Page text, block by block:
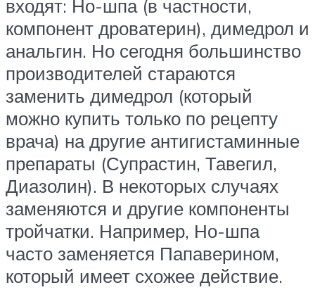
входят: Но-шпа (в частности,
компонент дроватерин), димедрол и
анальгин. Но сегодня большинство
производителей стараются
заменить димедрол (который
можно купить только по рецепту
врача) на другие антигистаминные
препараты (Супрастин, Тавегил,
Диазолин). В некоторых случаях
заменяются и другие компоненты
тройчатки. Например, Но-шпа
часто заменяется Папаверином,
который имеет схожее действие.